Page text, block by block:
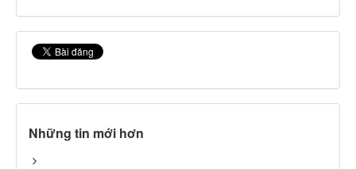
Những tin mới hơn